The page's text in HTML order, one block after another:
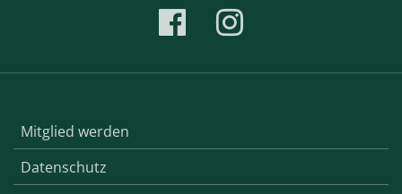
Mitglied werden
Datenschutz